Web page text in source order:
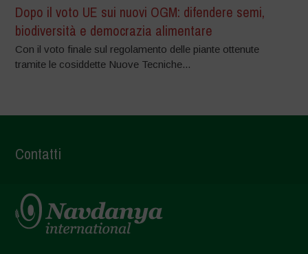
Dopo il voto UE sui nuovi OGM: difendere semi,
biodiversità e democrazia alimentare
Con il voto finale sul regolamento delle piante ottenute
tramite le cosiddette Nuove Tecniche...
Contatti